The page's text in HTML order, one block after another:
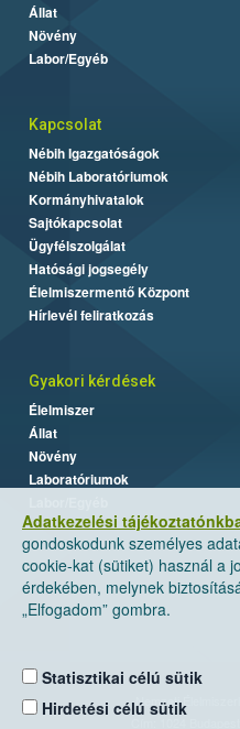
Adatkezelési
gondoskodunk személyes
cookie-kat (sütiket) használ a
érdekében, melynek
„Elfogadom” gombra.
Statisztikai célú sütik
Hirdetési célú sütik
Állat
Növény
Labor/Egyéb
Kapcsolat
Nébih Igazgatóságok
Nébih Laboratóriumok
Kormányhivatalok
Sajtókapcsolat
Ügyfélszolgálat
Hatósági jogsegély
Élelmiszermentő Központ
Hírlevél feliratkozás
Gyakori kérdések
Élelmiszer
Állat
Növény
Laboratóriumok
Nemzeti